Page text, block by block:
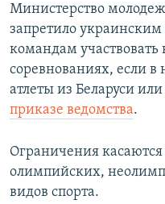
поискуИНФОГРАФИКА
ТЕЛЕПРОЕКТ КРЫМ.РЕАЛИИ
СОВЕТЫ
ПРОПАВШИЕ БЕЗ ВЕСТИ
КРЫМ.НЕПОКОРЕННЫЙ
КАК ОБОЙТИ
Українською
Qırımtatar
Министерство
запретило
командам
соревнованиях, если
атлеты из Беларуси
приказе ведомства.
Ограничения касаются
олимпийских,
видов спорта.